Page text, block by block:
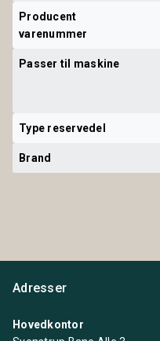
Producent
varenummer
Passer til maskine
Type reservedel
Brand
Adresser
Hovedkontor